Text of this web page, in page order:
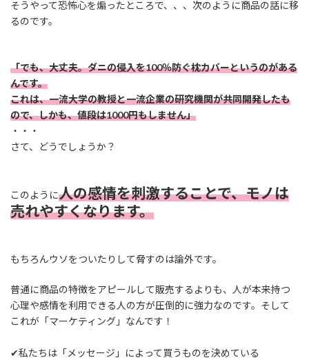
そうやって恐怖心を煽ったところで、、、次のように商品の話に移
るのです。
「でも、大丈夫。ダニの侵入を100％防ぐ枕カバーというのがある
んです。
これは、一流大学の教授と一流企業の研究機関が共同開発したも
ので、しかも、値段は1000円もしません」
・・・
さて、どうでしょうか？
このように人の感情を刺激することで、モノは
売れやすくなります。
もちろんウソをついたりして脅すのは論外です。
普通に商品の特徴をアピールして販売するよりも、人が本来持つ
心理や感情を利用できる人の方が圧倒的に強力なのです。そして
これが「マーケティング」なんです！
✔私たちは「メッセージ」によって買うものを決めている